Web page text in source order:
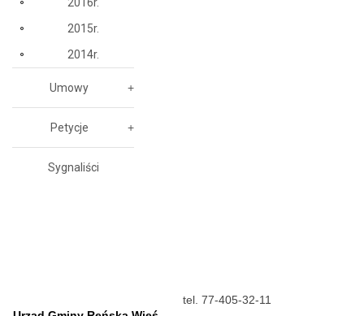
2015r.
2014r.
Umowy
Petycje
Sygnaliści
tel. 77-405-32-11